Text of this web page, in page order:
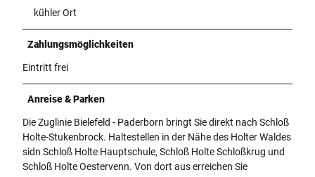
kühler Ort
Zahlungsmöglichkeiten
Eintritt frei
Anreise & Parken
Die Zuglinie Bielefeld - Paderborn bringt Sie direkt nach Schloß
Holte-Stukenbrock. Haltestellen in der Nähe des Holter Waldes
sidn Schloß Holte Hauptschule, Schloß Holte Schloßkrug und
Schloß Holte Oestervenn. Von dort aus erreichen Sie